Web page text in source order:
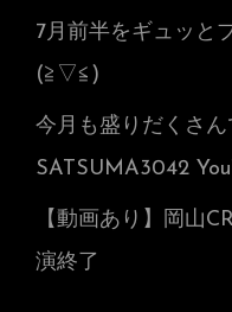
7月前半をギュッと
(≧▽≦)
今月も盛りだくさ
SATSUMA3042
【動画あり】岡山
演終了